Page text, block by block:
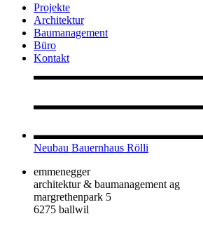
Projekte
Architektur
Baumanagement
Büro
Kontakt
Neubau Bauernhaus Rölli
emmenegger
architektur & baumanagement ag
margrethenpark 5
6275 ballwil